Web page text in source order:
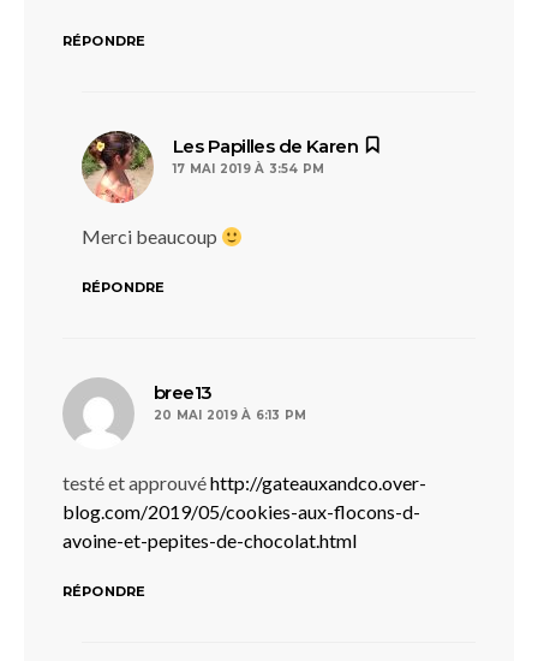
RÉPONDRE
Les Papilles de Karen
17 MAI 2019 À 3:54 PM
Merci beaucoup
RÉPONDRE
bree13
20 MAI 2019 À 6:13 PM
testé et approuvéhttp://gateauxandco.over-
blog.com/2019/05/cookies-aux-flocons-d-
avoine-et-pepites-de-chocolat.html
RÉPONDRE